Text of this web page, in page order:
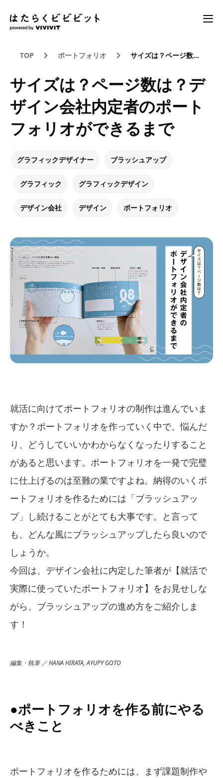
TOP ポートフォリオ サイズは？ページ数は？デザイン会社内定者のポートフォリオができるまで
サイズは？ページ数は？デ
ザイン会社内定者のポート
フォリオができるまで
グラフィックデザイナー ブラッシュアップ
グラフィック グラフィックデザイン
デザイン会社 デザイン ポートフォリオ
就活に向けてポートフォリオの制作は進んでいま
すか？ポートフォリオを作っていく中で、悩んだ
り、どうしていいかわからなくなったりすること
があると思います。ポートフォリオを一発で完璧
に仕上げるのは至難の業ですよね。納得のいくポ
ートフォリオを作るためには「ブラッシュアッ
プ」し続けることがとても大事です。と言って
も、どんな風にブラッシュアップしたら良いので
しょうか。
今回は、デザイン会社に内定した筆者が【就活で
実際に使っていたポートフォリオ】をお見せしな
がら、ブラッシュアップの進め方をご紹介しま
す！
編集・執筆 ／ HANA HIRATA, AYUPY GOTO
●ポートフォリオを作る前にやる
べきこと
ポートフォリオを作るためには、まず課題制作や